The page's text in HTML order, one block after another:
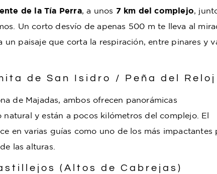
de la Tía Perra, a unos 7 km del complejo,
Un corto desvío de apenas 500 m te lleva al
un paisaje que corta la respiración, entre pinares y
de San Isidro / Peña del Reloj
de Majadas, ambos ofrecen panorámicas
y están a pocos kilómetros del complejo. El
en varias guías como uno de los más impactantes
las alturas.
(Altos de Cabrejas)